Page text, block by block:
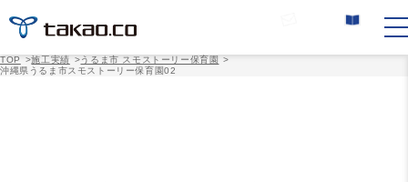
TOP >施工実績 >うるま市 スモストーリー保育園 >
沖縄県うるま市スモストーリー保育園02